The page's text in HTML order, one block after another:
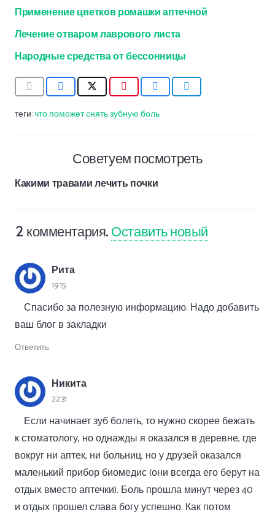
Применение цветков ромашки аптечной
Лечение отваром лаврового листа
Народные средства от бессонницы
теги:что поможет снять зубную боль
Советуем посмотреть
Какими травами лечить почки
2 комментария.Оставить новый
Рита
19:15
Спасибо за полезную информацию. Надо добавить
ваш блог в закладки
Ответить
Никита
22:31
Если начинает зуб болеть, то нужно скорее бежать
к стоматологу, но однажды я оказался в деревне, где
вокруг ни аптек, ни больниц, но у друзей оказался
маленький прибор биомедис (они всегда его берут на
отдых вместо аптечки). Боль прошла минут через 40
и отдых прошел слава богу успешно. Как потом